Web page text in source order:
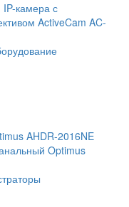
IP-камера с
ActiveCam AC-
Optimus